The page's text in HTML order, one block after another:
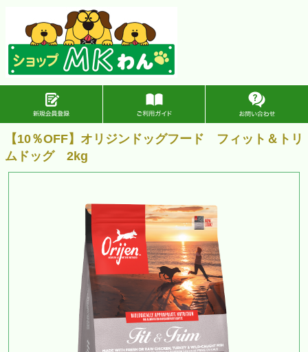
【10％OFF】オリジンドッグフード フィット＆トリ
ムドッグ 2kg